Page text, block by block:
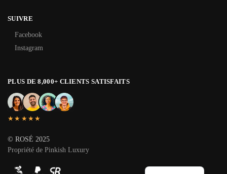
SUIVRE
Facebook
Instagram
PLUS DE 8,000+ CLIENTS SATISFAITS
★★★★★
© ROSÉ 2025
Propriété de Pinkish Luxury